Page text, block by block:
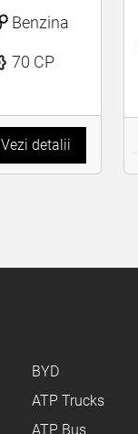
Benzina
70 CP
Vezi detalii
BYD
ATP Trucks
ATP Bus